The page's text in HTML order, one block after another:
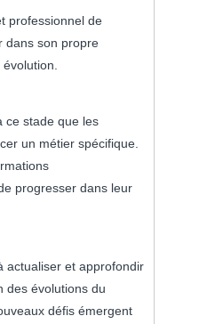
professionnel de
dans son propre
ce stade que les
un métier spécifique.
progresser dans leur
actualiser et approfondir
des évolutions du
défis émergent